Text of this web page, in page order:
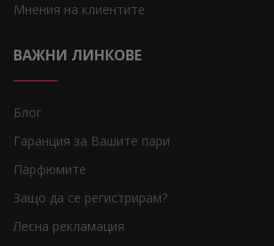
Мнения на клиентите
ВАЖНИ ЛИНКОВЕ
Блог
Гаранция за Вашите пари
Парфюмите
Защо да се регистрирам?
Лесна рекламация